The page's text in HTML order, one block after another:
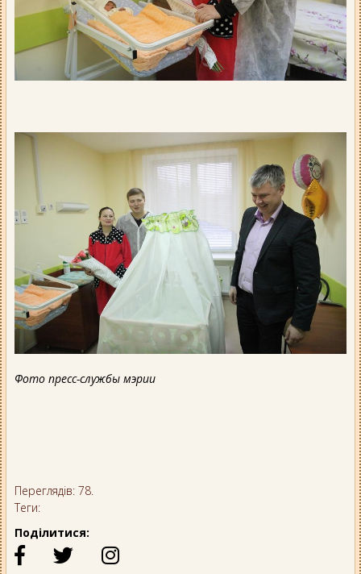
Фото пресс-службы мэрии
Переглядів: 78.
Теги:
Поділитися: